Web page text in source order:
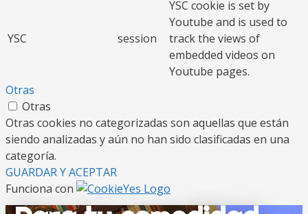
YSC session
YSC cookie is set by
Youtube and is used to
track the views of
embedded videos on
Youtube pages.
Otras
Otras
Otras cookies no categorizadas son aquellas que están
siendo analizadas y aún no han sido clasificadas en una
categoría.
GUARDAR Y ACEPTAR
Funciona con